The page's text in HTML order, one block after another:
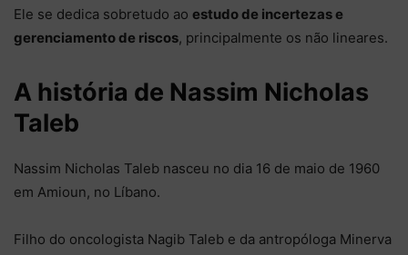
Ele se dedica sobretudo ao estudo de incertezas e
gerenciamento de riscos, principalmente os não lineares.
A história de Nassim Nicholas
Taleb
Nassim Nicholas Taleb nasceu no dia 16 de maio de 1960
em Amioun, no Líbano.
Filho do oncologista Nagib Taleb e da antropóloga Minerva